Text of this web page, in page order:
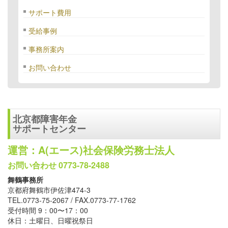
サポート費用
受給事例
事務所案内
お問い合わせ
北京都障害年金
サポートセンター
運営：A(エース)社会保険労務士法人
お問い合わせ 0773-78-2488
舞鶴事務所
京都府舞鶴市伊佐津474-3
TEL.0773-75-2067 / FAX.0773-77-1762
受付時間 9：00〜17：00
休日：土曜日、日曜祝祭日